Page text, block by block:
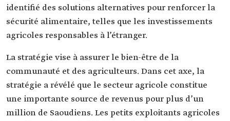
identifié des solutions alternatives pour renforcer la
sécurité alimentaire, telles que les investissements
agricoles responsables à l’étranger.
La stratégie vise à assurer le bien-être de la
communauté et des agriculteurs. Dans cet axe, la
stratégie a révélé que le secteur agricole constitue
une importante source de revenus pour plus d’un
million de Saoudiens. Les petits exploitants agricoles